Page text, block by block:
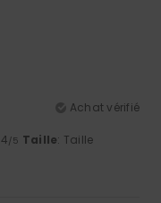
Achat vérifié
/5 Taille: Taille